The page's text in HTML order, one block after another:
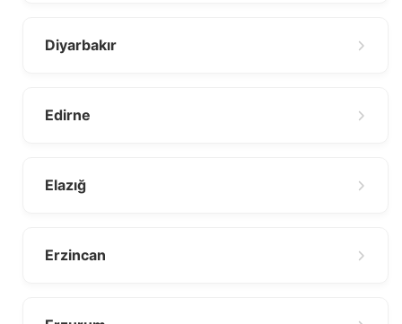
Diyarbakır
Edirne
Elazığ
Erzincan